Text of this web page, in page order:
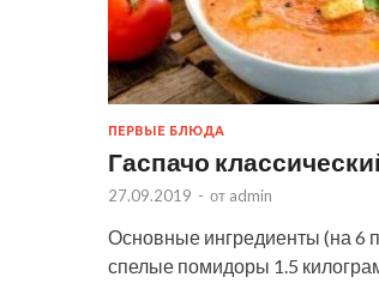
ПЕРВЫЕ БЛЮДА
Гаспачо
27.09.2019 - от admin
Основные ингредиенты (на 6
спелые помидоры 1.5